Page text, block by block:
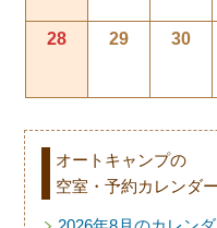
28 29 30
オートキャンプの
空室・予約カレンダー